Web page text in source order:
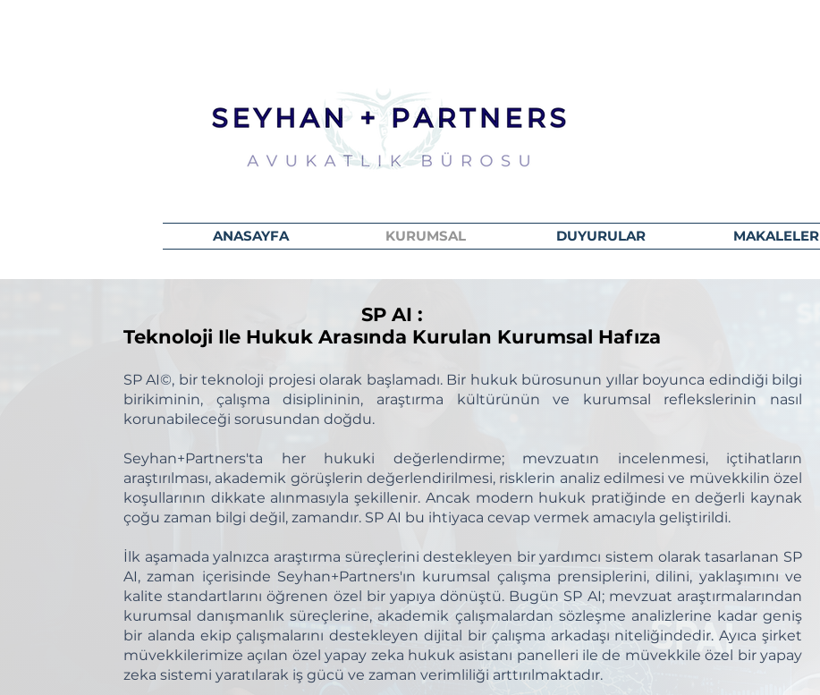
ANASAYFA KURUMSAL DUYURULAR MAKALELER
SP AI :
Teknoloji Ile Hukuk Arasında Kurulan Kurumsal Hafıza
SP AI :
Teknoloji Ile Hukuk Arasında Kurulan Kurumsal Hafıza
SP AI©, bir teknoloji projesi olarak başlamadı. Bir hukuk bürosunun yıllar boyunca edindiği bilgi
birikiminin, çalışma disiplininin, araştırma kültürünün ve kurumsal reflekslerinin nasıl
korunabileceği sorusundan doğdu.
Seyhan+Partners'ta her hukuki değerlendirme; mevzuatın incelenmesi, içtihatların
araştırılması, akademik görüşlerin değerlendirilmesi, risklerin analiz edilmesi ve müvekkilin özel
koşullarının dikkate alınmasıyla şekillenir. Ancak modern hukuk pratiğinde en değerli kaynak
çoğu zaman bilgi değil, zamandır. SP AI bu ihtiyaca cevap vermek amacıyla geliştirildi.
İlk aşamada yalnızca araştırma süreçlerini destekleyen bir yardımcı sistem olarak tasarlanan SP
AI, zaman içerisinde Seyhan+Partners'ın kurumsal çalışma prensiplerini, dilini, yaklaşımını ve
kalite standartlarını öğrenen özel bir yapıya dönüştü. Bugün SP AI; mevzuat araştırmalarından
kurumsal danışmanlık süreçlerine, akademik çalışmalardan sözleşme analizlerine kadar geniş
bir alanda ekip çalışmalarını destekleyen dijital bir çalışma arkadaşı niteliğindedir. Ayıca şirket
müvekkilerimize açılan özel yapay zeka hukuk asistanı panelleri ile de müvekkile özel bir yapay
zeka sistemi yaratılarak iş gücü ve zaman verimliliği arttırılmaktadır.